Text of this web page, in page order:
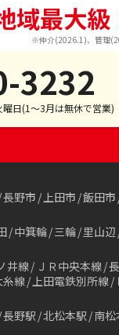
域最大
※仲介(2026.1)、管理
3232
日(1～3月は無休で営業)
長野市 上田市 飯田市
中箕輪 三輪 里山辺
井線 ＪＲ中央本線
糸線 上田電鉄別所線
長野駅 北松本駅 南松